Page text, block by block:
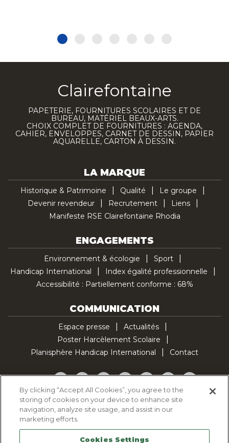
Clairefontaine
PAPETERIE, FOURNITURES SCOLAIRES ET DE
BUREAU, MATÉRIEL BEAUX-ARTS.
CHOIX COMPLET DE FOURNITURES : AGENDA,
CAHIER, ENVELOPPES, CARNET DE DESSIN, PAPIER
AQUARELLE, CARTON À DESSIN.
LA MARQUE
Historique & Patrimoine Qualité
Le groupe
Devenir revendeur
Recrutement
Liens
Manifeste RSE Clairefontaine Rhodia
ENGAGEMENTS
Environnement & écologie
Sport
Handicap International
Index égalité professionnelle
Accessibilité : Partiellement conforme : 68%
COMMUNICATION
Espace presse
Actualités
Poster Harcèlement Scolaire
Planisphère Handicap International
Contact
Facebook
TwitterYouTubePinterestInstagramLinkedInTikTok
Politique d'utilisation des cookies
Politique de confidentialité
Mentions légales
By clicking “Accept All Cookies”, you agree to the
storing of cookies on your device to enhance site
navigation, analyze site usage, and assist in our
marketing efforts.
Cookies Settings